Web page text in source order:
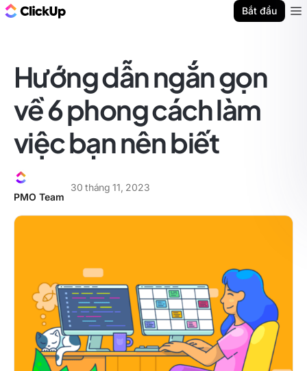
Bắt đầu
Hướng dẫn ngắn gọn
về 6 phong cách làm
việc bạn nên biết
PMO Team
30 tháng 11, 2023